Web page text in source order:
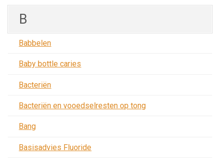
B
Babbelen
Baby bottle caries
Bacteriën
Bacteriën en vooedselresten op tong
Bang
Basisadvies Fluoride